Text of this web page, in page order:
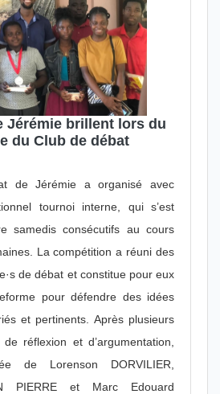
Jérémie brillent lors du
du Club de débat
de Jérémie a organisé avec
tournoi interne, qui s’est
samedis consécutifs au cours
La compétition a réuni des
de débat et constitue pour eux
pour défendre des idées
et pertinents. Après plusieurs
réflexion et d’argumentation,
de Lorenson DORVILIER,
PIERRE et Marc Edouard